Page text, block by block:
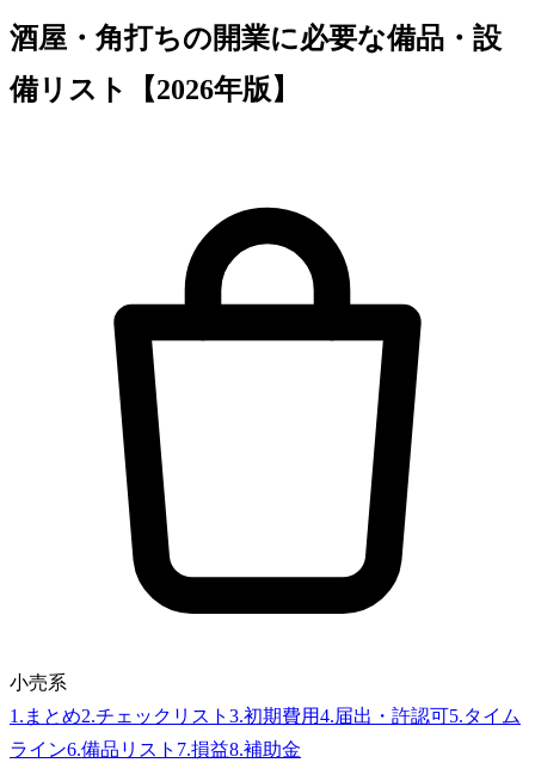
酒屋・角打ちの開業に必要な備品・設
備リスト【2026年版】
小売系
1 . まとめ2.チェックリスト 3.初期費用4.届出・許認可5.タイム
ライン6.備品リスト 7.損益8.補助金